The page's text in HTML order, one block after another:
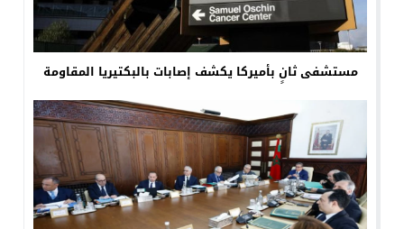
مستشفى ثانٍ بأميركا يكشف إصابات بالبكتيريا المقاومة